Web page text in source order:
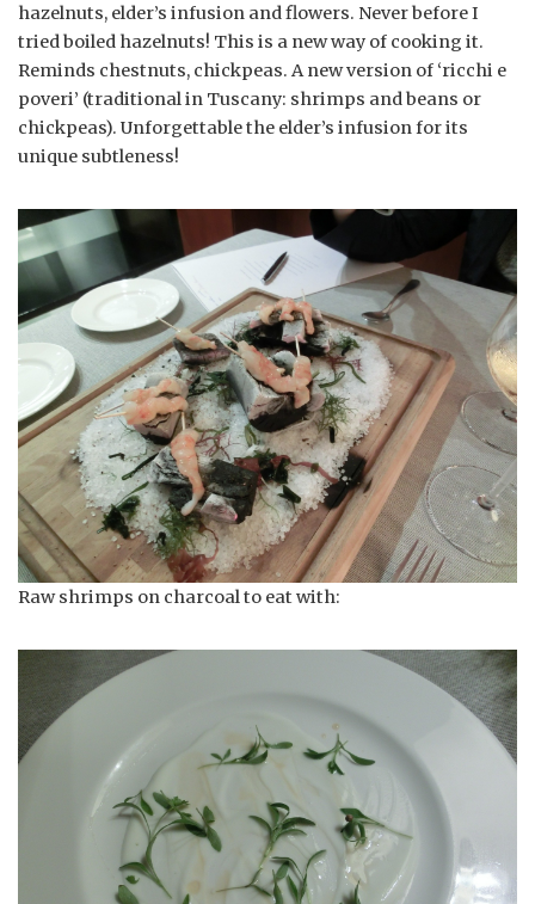
hazelnuts, elder’s infusion and flowers. Never before I
tried boiled hazelnuts! This is a new way of cooking it.
Reminds chestnuts, chickpeas. A new version of ‘ricchi e
poveri’ (traditional in Tuscany: shrimps and beans or
chickpeas). Unforgettable the elder’s infusion for its
unique subtleness!
Raw shrimps on charcoal to eat with: